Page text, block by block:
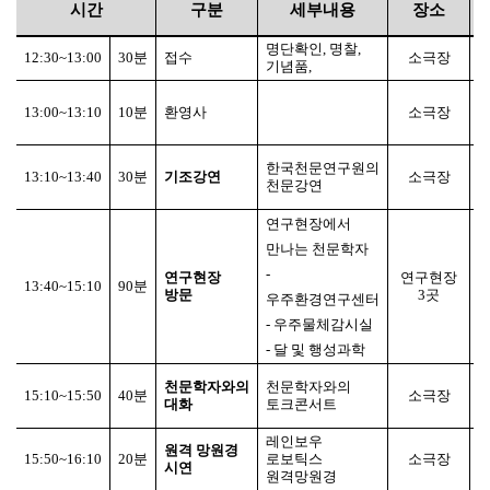
시간 구분 세부내용 장소
12:30~13:00 30분 접수
명단확인 명찰,
기념품
소극장
13:00~13:10 10분 환영사 소극장
13:10~13:40 30분 기조강연
한국천문연구원의
천문강연
소극장
13:40~15:10 90분
연구현장
방문
연구현장에서
만나는 천문학자
-
우주환경연구센터
- 우주물체감시실
- 달 및 행성과학
연구현장
3곳
15:10~15:50 40분
천문학자와의
대화
천문학자와의
토크콘서트
소극장
15:50~16:10 20분
원격 망원경
시연
레인보우
로보틱스
원격망원경
소극장